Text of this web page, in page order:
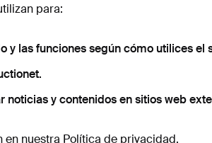
para:
y las funciones según cómo utilices el
noticias y contenidos en sitios web
en nuestra Política de privacidad.